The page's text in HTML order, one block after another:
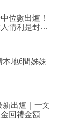
位數出爐！
情利是封寫
本地6間姊妹
新出爐｜一文
回禮金額